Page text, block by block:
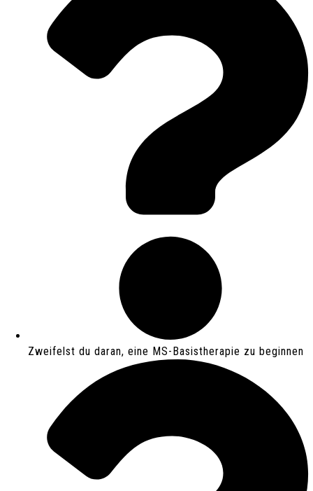
Zweifelst du daran, eine MS-Basistherapie zu beginnen